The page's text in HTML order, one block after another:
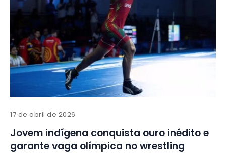
17 de abril de 2026
Jovem indígena conquista ouro inédito e
garante vaga olímpica no wrestling